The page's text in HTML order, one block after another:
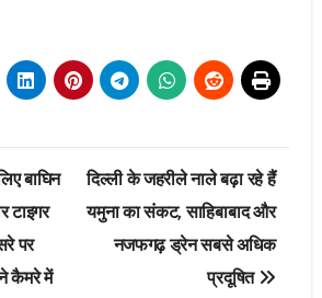
बाघिन
टाइगर
पर
कैमरे में
दिल्ली के जहरीले नाले बढ़ा रहे हैं
यमुना का संकट, साहिबाबाद और
नजफगढ़ ड्रेन सबसे अधिक
प्रदूषित